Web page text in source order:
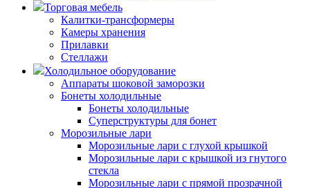
Торговая мебель
Калитки-трансформеры
Камеры хранения
Прилавки
Стеллажи
Холодильное оборудование
Аппараты шоковой заморозки
Бонеты холодильные
Бонеты холодильные
Суперструктуры для бонет
Морозильные лари
Морозильные лари с глухой крышкой
Морозильные лари с крышкой из гнутого
стекла
Морозильные лари с прямой прозрачной